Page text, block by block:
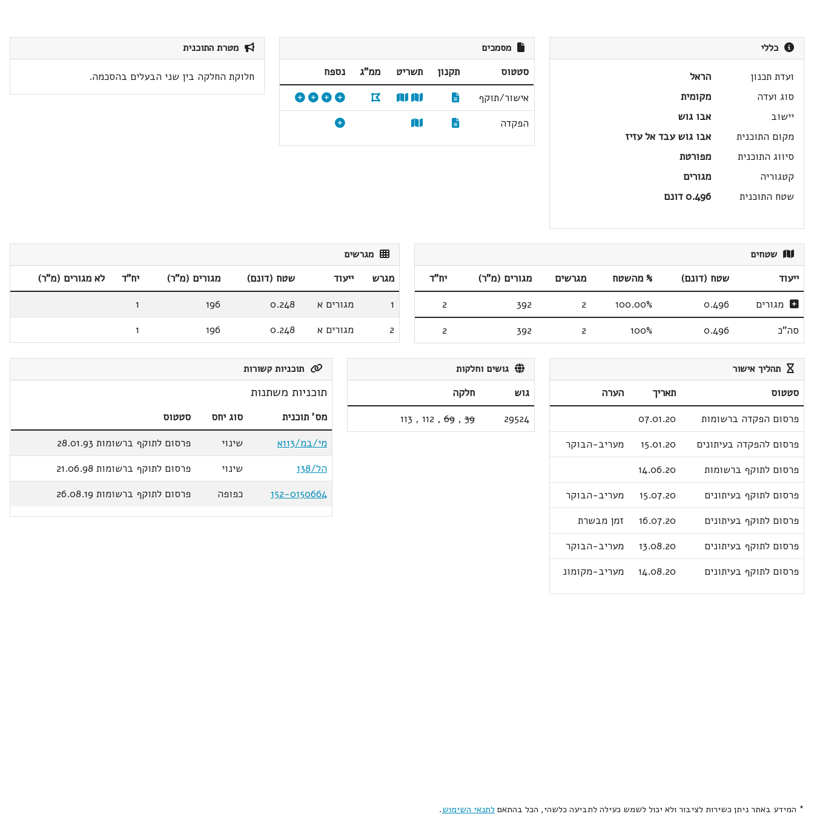
כללי
ועדת תכנון
הראל
סוג ועדה
מקומית
יישוב
אבו גוש
מקום התוכנית
אבו גוש עבד אל עזיז
סיווג התוכנית
מפורטת
קטגוריה
מגורים
שטח התוכנית
0.496 דונם
מסמכים
סטטוס תקנון תשריט ממ"ג
נספח
אישור/תוקף
הפקדה
מטרת התוכנית
חלוקת החלקה בין שני הבעלים בהסכמה.
שטחים
ייעוד שטח (דונם) % מהשטח מגרשים מגורים (מ"ר)
יח"ד
מגורים
0.496
100.00%
2
392
2
סה"כ
0.496
100%
2
392
2
מגרשים
מגרש ייעוד שטח (דונם) מגורים (מ"ר) יח"ד
לא מגורים (מ"ר)
1
מגורים א 0.248
196
1
2
מגורים א 0.248
196
1
תהליך אישור
סטטוס תאריך
הערה
פרסום הפקדה ברשומות
07.01.20
פרסום להפקדה בעיתונים
15.01.20
מעריב-הבוקר
פרסום לתוקף ברשומות
14.06.20
פרסום לתוקף בעיתונים
15.07.20
מעריב-הבוקר
פרסום לתוקף בעיתונים
16.07.20
זמן מבשרת
פרסום לתוקף בעיתונים
13.08.20
מעריב-הבוקר
פרסום לתוקף בעיתונים
14.08.20 מעריב-מקומונ
גושים וחלקות
גוש
חלקה
29524
39
,
69
,
112
,
113
תוכניות קשורות
תוכניות משתנות
מס' תוכנית סוג יחס
סטטוס
מי/במ/113א
שינוי
פרסום לתוקף ברשומות 28.01.93
הל/138
שינוי
פרסום לתוקף ברשומות 21.06.98
152-0150664
כפופה פרסום לתוקף ברשומות 26.08.19
* המידע באתר ניתן כשירות לציבור ולא יכול לשמש כעילה לתביעה כלשהי, הכל בהתאם לתנאי השימוש.